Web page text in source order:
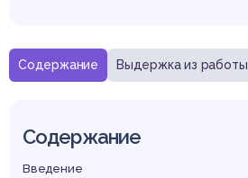
Содержание Выдержка из работы
Содержание
Введение